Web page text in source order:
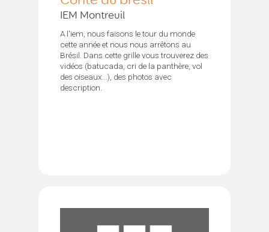
IEM Montreuil
A l'iem, nous faisons le tour du monde
cette année et nous nous arrêtons au
Brésil. Dans cette grille vous trouverez des
vidéos (batucada, cri de la panthère, vol
des oiseaux...), des photos avec
description.